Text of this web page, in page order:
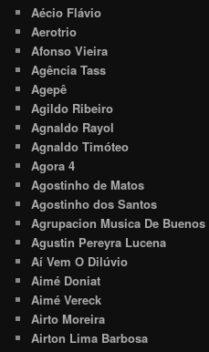
Aécio Flávio
Aerotrio
Afonso Vieira
Agência Tass
Agepê
Agildo Ribeiro
Agnaldo Rayol
Agnaldo Timóteo
Agora 4
Agostinho de Matos
Agostinho dos Santos
Agrupacion Musica De
Agustin Pereyra Lucena
Aí Vem O Dilúvio
Aimé Doniat
Aimé Vereck
Airto Moreira
Airton Lima Barbosa